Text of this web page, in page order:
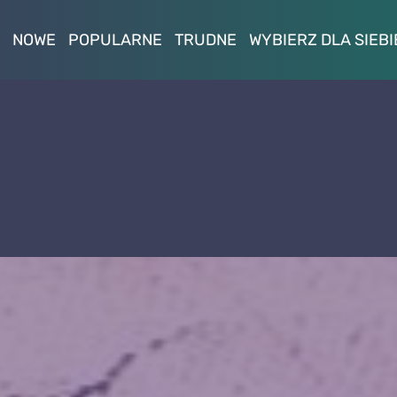
NOWE POPULARNE TRUDNE WYBIERZ DLA